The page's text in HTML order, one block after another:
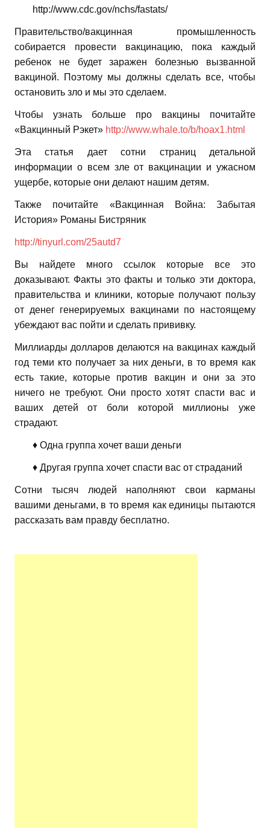
http://www.cdc.gov/nchs/fastats/
Правительство/вакцинная промышленность
собирается провести вакцинацию, пока каждый
ребенок не будет заражен болезнью вызванной
вакциной. Поэтому мы должны сделать все, чтобы
остановить зло и мы это сделаем.
Чтобы узнать больше про вакцины почитайте
«Вакцинный Рэкет» http://www.whale.to/b/hoax1.html
Эта статья дает сотни страниц детальной
информации о всем зле от вакцинации и ужасном
ущербе, которые они делают нашим детям.
Также почитайте «Вакцинная Война: Забытая
История» Романы Бистряник
http://tinyurl.com/25autd7
Вы найдете много ссылок которые все это
доказывают. Факты это факты и только эти доктора,
правительства и клиники, которые получают пользу
от денег генерируемых вакцинами по настоящему
убеждают вас пойти и сделать прививку.
Миллиарды долларов делаются на вакцинах каждый
год теми кто получает за них деньги, в то время как
есть такие, которые против вакцин и они за это
ничего не требуют. Они просто хотят спасти вас и
ваших детей от боли которой миллионы уже
страдают.
♦ Одна группа хочет ваши деньги
♦ Другая группа хочет спасти вас от страданий
Сотни тысяч людей наполняют свои карманы
вашими деньгами, в то время как единицы пытаются
рассказать вам правду бесплатно.